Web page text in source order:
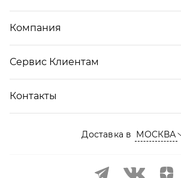
Компания
Сервис Клиентам
Контакты
Доставка в МОСКВА